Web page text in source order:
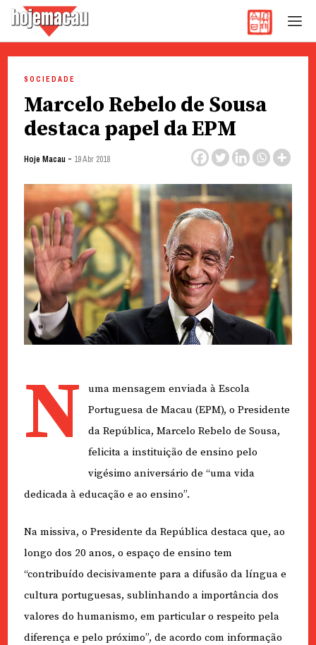
content
SOCIEDADE
Marcelo Rebelo de Sousa
destaca papel da EPM
Hoje Macau - 19 Abr 2018
N
uma mensagem enviada à Escola
Portuguesa de Macau (EPM), o Presidente
da República, Marcelo Rebelo de Sousa,
felicita a instituição de ensino pelo
vigésimo aniversário de “uma vida
dedicada à educação e ao ensino”.
Na missiva, o Presidente da República destaca que, ao
longo dos 20 anos, o espaço de ensino tem
“contribuído decisivamente para a difusão da língua e
cultura portuguesas, sublinhando a importância dos
valores do humanismo, em particular o respeito pela
diferença e pelo próximo”, de acordo com informação